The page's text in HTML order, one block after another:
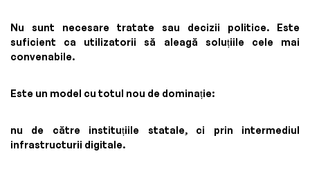
Nu sunt necesare tratate sau decizii politice. Este
suficient ca utilizatorii să aleagă soluțiile cele mai
convenabile.
Este un model cu totul nou de dominație:
nu de către instituțiile statale, ci prin intermediul
infrastructurii digitale.